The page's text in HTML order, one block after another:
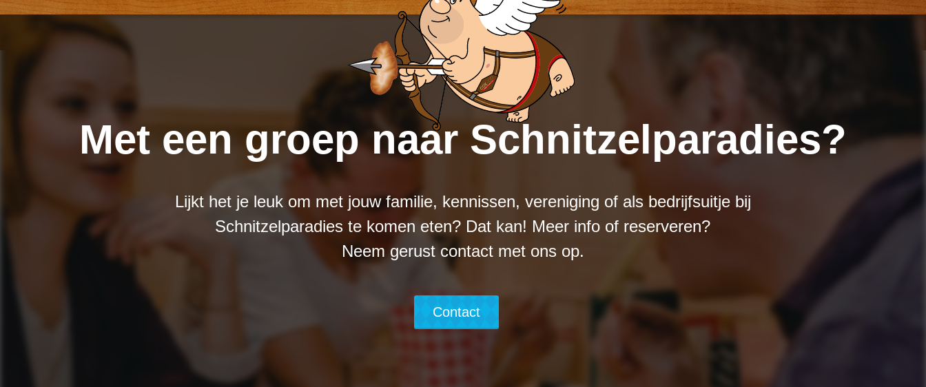
Met een groep naar Schnitzelparadies?
Lijkt het je leuk om met jouw familie, kennissen, vereniging of als bedrijfsuitje bij
Schnitzelparadies te komen eten? Dat kan! Meer info of reserveren?
Neem gerust contact met ons op.
Contact